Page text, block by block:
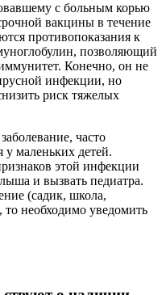
с больным корью
вакцины в течение
противопоказания к
позволяющий
Конечно, он не
инфекции, но
риск тяжелых
часто
маленьких детей.
этой инфекции
и вызвать педиатра.
(садик, школа,
необходимо уведомить